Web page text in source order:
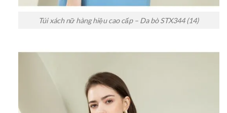
Túi xách nữ hàng hiệu cao cấp – Da bò STX344 (14)